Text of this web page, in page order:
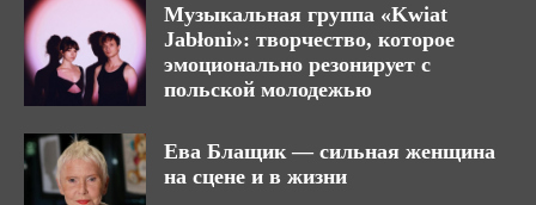
Музыкальная группа «Kwiat
Jabłoni»: творчество, которое
эмоционально резонирует с
польской молодежью
Ева Блащик — сильная женщина
на сцене и в жизни